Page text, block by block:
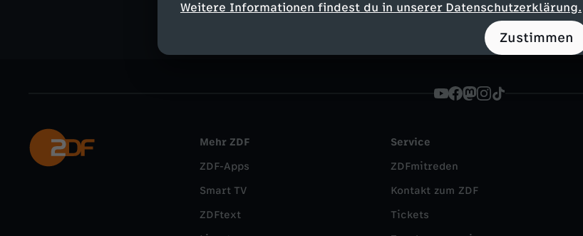
Weitere Informationen findest du in unserer Datenschutzerklärung.
Zustimmen
Mehr ZDF
ZDF-Apps
Smart TV
ZDFtext
Service
ZDFmitreden
Kontakt zum ZDF
Tickets